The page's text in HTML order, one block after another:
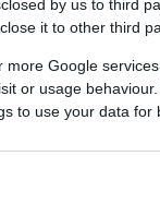
by us to third
it to other third
Google
or usage
to use your data for
ai18°C) nelle